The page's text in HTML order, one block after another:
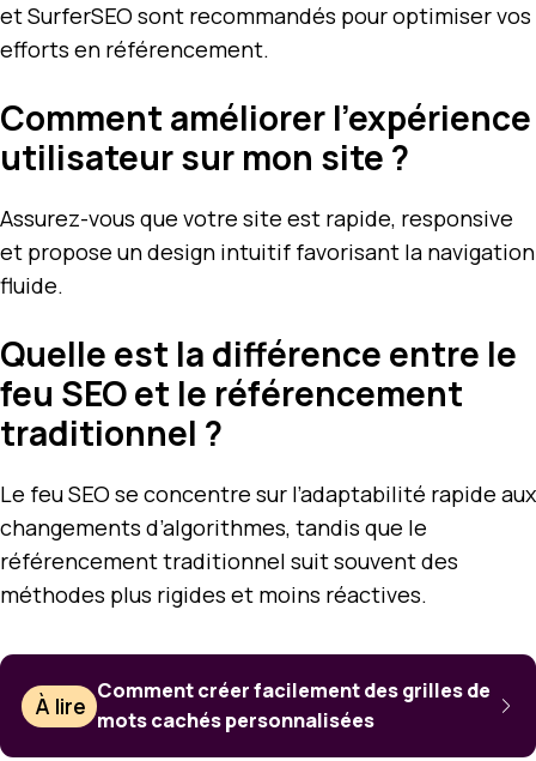
et SurferSEO sont recommandés pour optimiser vos
efforts en référencement.
Comment améliorer l’expérience
utilisateur sur mon site ?
Assurez-vous que votre site est rapide, responsive
et propose un design intuitif favorisant la navigation
fluide.
Quelle est la différence entre le
feu SEO et le référencement
traditionnel ?
Le feu SEO se concentre sur l’adaptabilité rapide aux
changements d’algorithmes, tandis que le
référencement traditionnel suit souvent des
méthodes plus rigides et moins réactives.
À lire
Comment créer facilement des grilles de
mots cachés personnalisées